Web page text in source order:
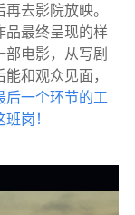
去影院放映。
品最终呈现的样
电影，从写剧
和观众见面，
后一个环节的工
岗！